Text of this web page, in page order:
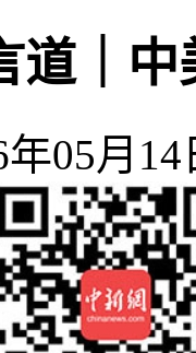
道｜
年05月